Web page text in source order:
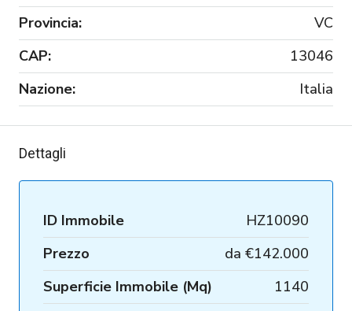
Provincia:
VC
CAP:
13046
Nazione:
Italia
Dettagli
ID Immobile
HZ10090
Prezzo
da €142.000
Superficie Immobile (Mq)
1140